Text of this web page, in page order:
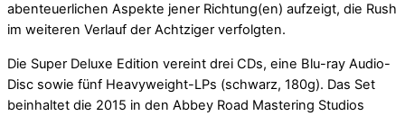
abenteuerlichen Aspekte jener Richtung(en) aufzeigt, die Rush
im weiteren Verlauf der Achtziger verfolgten.
Die Super Deluxe Edition vereint drei CDs, eine Blu-ray Audio-
Disc sowie fünf Heavyweight-LPs (schwarz, 180g). Das Set
beinhaltet die 2015 in den Abbey Road Mastering Studios